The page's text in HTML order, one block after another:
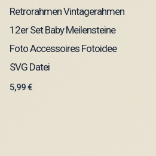
Retrorahmen Vintagerahmen
12er Set Baby Meilensteine
Foto Accessoires Fotoidee
SVG Datei
5,99€